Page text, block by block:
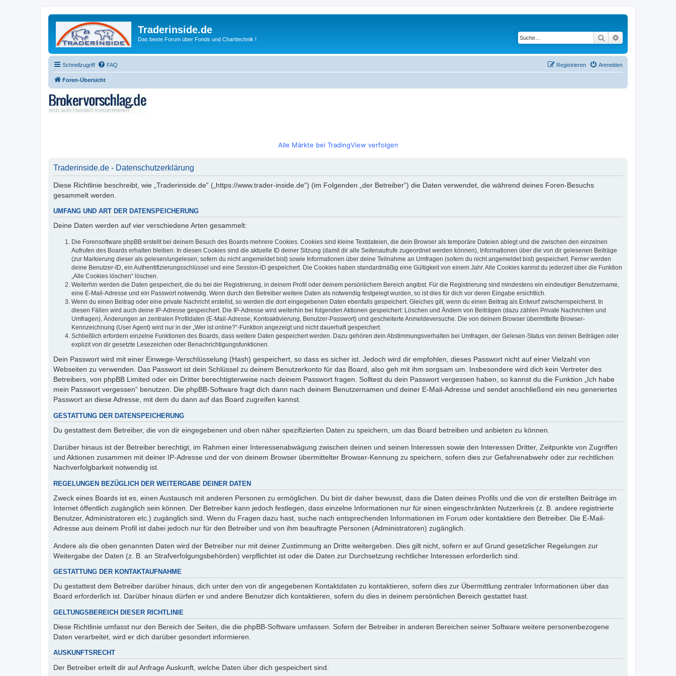
Traderinside.de
Das beste Forum über Fonds und Charttechnik ! Suche
Schnellzugriff FAQ Anmelden
Registrieren
Foren-Übersicht
Alle Märkte bei TradingView verfolgen
Traderinside.de - Datenschutzerklärung
Diese Richtlinie beschreibt, wie „Traderinside.de“ („https://www.trader-inside.de“) (im Folgenden „der Betreiber“) die Daten verwendet, die während deines Foren-Besuchs
gesammelt werden.
UMFANG UND ART DER DATENSPEICHERUNG
Deine Daten werden auf vier verschiedene Arten gesammelt:
Die Forensoftware phpBB erstellt bei deinem Besuch des Boards mehrere Cookies. Cookies sind kleine Textdateien, die dein Browser als temporäre Dateien ablegt und die zwischen den einzelnen
Aufrufen des Boards erhalten bleiben. In diesen Cookies sind die aktuelle ID deiner Sitzung (damit dir alle Seitenaufrufe zugeordnet werden können), Informationen über die von dir gelesenen Beiträge
(zur Markierung dieser als gelesen/ungelesen; sofern du nicht angemeldet bist) sowie Informationen über deine Teilnahme an Umfragen (sofern du nicht angemeldet bist) gespeichert. Ferner werden
deine Benutzer-ID, ein Authentifizierungsschlüssel und eine Session-ID gespeichert. Die Cookies haben standardmäßig eine Gültigkeit von einem Jahr. Alle Cookies kannst du jederzeit über die Funktion
„Alle Cookies löschen“ löschen.
Weiterhin werden die Daten gespeichert, die du bei der Registrierung, in deinem Profil oder deinem persönlichem Bereich angibst. Für die Registrierung sind mindestens ein eindeutiger Benutzername,
eine E-Mail-Adresse und ein Passwort notwendig. Wenn durch den Betreiber weitere Daten als notwendig festgelegt wurden, so ist dies für dich vor deren Eingabe ersichtlich.
Wenn du einen Beitrag oder eine private Nachricht erstellst, so werden die dort eingegebenen Daten ebenfalls gespeichert. Gleiches gilt, wenn du einen Beitrag als Entwurf zwischenspeicherst. In
diesen Fällen wird auch deine IP-Adresse gespeichert. Die IP-Adresse wird weiterhin bei folgenden Aktionen gespeichert: Löschen und Ändern von Beiträgen (dazu zählen Private Nachrichten und
Umfragen), Änderungen an zentralen Profildaten (E-Mail-Adresse, Kontoaktivierung, Benutzer-Passwort) und gescheiterte Anmeldeversuche. Die von deinem Browser übermittelte Browser-
Kennzeichnung (User Agent) wird nur in der „Wer ist online?“-Funktion angezeigt und nicht dauerhaft gespeichert.
Schließlich erfordern einzelne Funktionen des Boards, dass weitere Daten gespeichert werden. Dazu gehören dein Abstimmungsverhalten bei Umfragen, der Gelesen-Status von deinen Beiträgen oder
explizit von dir gesetzte Lesezeichen oder Benachrichtigungsfunktionen.
Dein Passwort wird mit einer Einwege-Verschlüsselung (Hash) gespeichert, so dass es sicher ist. Jedoch wird dir empfohlen, dieses Passwort nicht auf einer Vielzahl von
Webseiten zu verwenden. Das Passwort ist dein Schlüssel zu deinem Benutzerkonto für das Board, also geh mit ihm sorgsam um. Insbesondere wird dich kein Vertreter des
Betreibers, von phpBB Limited oder ein Dritter berechtigterweise nach deinem Passwort fragen. Solltest du dein Passwort vergessen haben, so kannst du die Funktion „Ich habe
mein Passwort vergessen“ benutzen. Die phpBB-Software fragt dich dann nach deinem Benutzernamen und deiner E-Mail-Adresse und sendet anschließend ein neu generiertes
Passwort an diese Adresse, mit dem du dann auf das Board zugreifen kannst.
GESTATTUNG DER DATENSPEICHERUNG
Du gestattest dem Betreiber, die von dir eingegebenen und oben näher spezifizierten Daten zu speichern, um das Board betreiben und anbieten zu können.
Darüber hinaus ist der Betreiber berechtigt, im Rahmen einer Interessenabwägung zwischen deinen und seinen Interessen sowie den Interessen Dritter, Zeitpunkte von Zugriffen
und Aktionen zusammen mit deiner IP-Adresse und der von deinem Browser übermittelter Browser-Kennung zu speichern, sofern dies zur Gefahrenabwehr oder zur rechtlichen
Nachverfolgbarkeit notwendig ist.
REGELUNGEN BEZÜGLICH DER WEITERGABE DEINER DATEN
Zweck eines Boards ist es, einen Austausch mit anderen Personen zu ermöglichen. Du bist dir daher bewusst, dass die Daten deines Profils und die von dir erstellten Beiträge im
Internet öffentlich zugänglich sein können. Der Betreiber kann jedoch festlegen, dass einzelne Informationen nur für einen eingeschränkten Nutzerkreis (z. B. andere registrierte
Benutzer, Administratoren etc.) zugänglich sind. Wenn du Fragen dazu hast, suche nach entsprechenden Informationen im Forum oder kontaktiere den Betreiber. Die E-Mail-
Adresse aus deinem Profil ist dabei jedoch nur für den Betreiber und von ihm beauftragte Personen (Administratoren) zugänglich.
Andere als die oben genannten Daten wird der Betreiber nur mit deiner Zustimmung an Dritte weitergeben. Dies gilt nicht, sofern er auf Grund gesetzlicher Regelungen zur
Weitergabe der Daten (z. B. an Strafverfolgungsbehörden) verpflichtet ist oder die Daten zur Durchsetzung rechtlicher Interessen erforderlich sind.
GESTATTUNG DER KONTAKTAUFNAHME
Du gestattest dem Betreiber darüber hinaus, dich unter den von dir angegebenen Kontaktdaten zu kontaktieren, sofern dies zur Übermittlung zentraler Informationen über das
Board erforderlich ist. Darüber hinaus dürfen er und andere Benutzer dich kontaktieren, sofern du dies in deinem persönlichen Bereich gestattet hast.
GELTUNGSBEREICH DIESER RICHTLINIE
Diese Richtlinie umfasst nur den Bereich der Seiten, die die phpBB-Software umfassen. Sofern der Betreiber in anderen Bereichen seiner Software weitere personenbezogene
Daten verarbeitet, wird er dich darüber gesondert informieren.
AUSKUNFTSRECHT
Der Betreiber erteilt dir auf Anfrage Auskunft, welche Daten über dich gespeichert sind.